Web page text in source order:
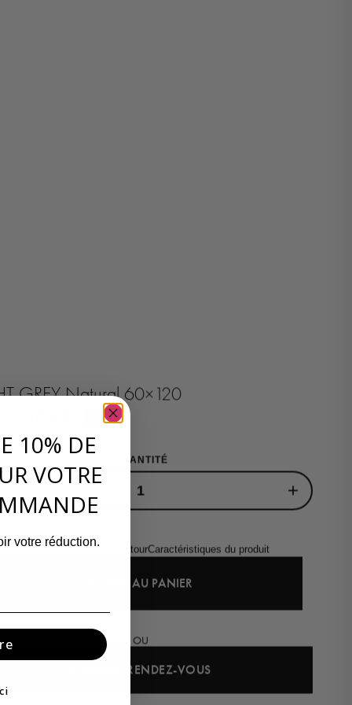
GREY Natural 60×120
-10%
QUANTITÉ
+
DescriptionLivraison & RetourCaractéristiques du produit
AJOUTER AU PANIER
OU
PRENDRE RENDEZ-VOUS
10% DE
VOTRE
votre réduction.